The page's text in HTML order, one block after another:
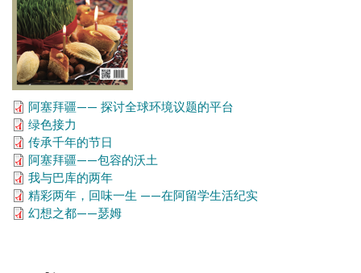
阿塞拜疆—— 探讨全球环境议题的平台
绿色接力
传承千年的节日
阿塞拜疆——包容的沃土
我与巴库的两年
精彩两年，回味一生 ——在阿留学生活纪实
幻想之都——瑟姆